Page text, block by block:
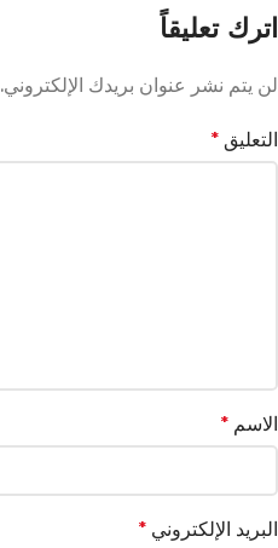
اترك تعليقاً
لن يتم نشر عنوان بريدك الإلكتروني.
التعليق *
الاسم *
البريد الإلكتروني *